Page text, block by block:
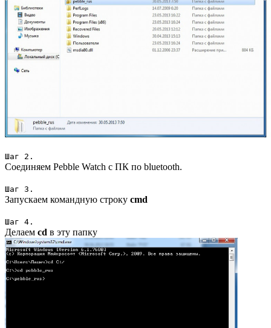
Шаг 2.
Соединяем Pebble Watch с ПК по bluetooth.
Шаг 3.
Запускаем командную строку cmd
Шаг 4.
Делаем cd в эту папку